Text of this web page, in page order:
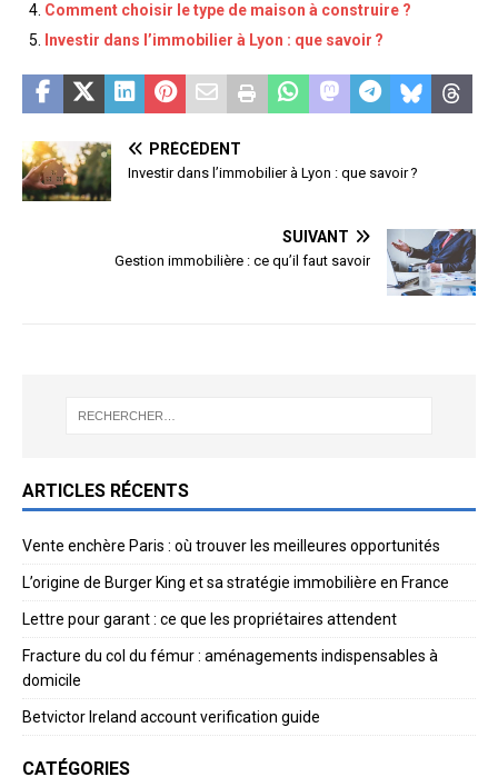
Comment choisir le type de maison à construire ?
Investir dans l’immobilier à Lyon : que savoir ?
PRÉCÉDENT
Investir dans l’immobilier à Lyon : que savoir ?
SUIVANT
Gestion immobilière : ce qu’il faut savoir
ARTICLES RÉCENTS
Vente enchère Paris : où trouver les meilleures opportunités
L’origine de Burger King et sa stratégie immobilière en France
Lettre pour garant : ce que les propriétaires attendent
Fracture du col du fémur : aménagements indispensables à
domicile
Betvictor Ireland account verification guide
CATÉGORIES